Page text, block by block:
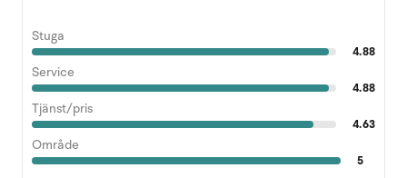
Stuga
4.88
Service
4.88
Tjänst/pris
4.63
Område
5